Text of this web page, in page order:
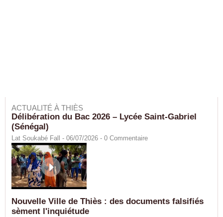
ACTUALITÉ À THIÈS
Délibération du Bac 2026 – Lycée Saint-Gabriel
(Sénégal)
Lat Soukabé Fall - 06/07/2026 - 0 Commentaire
Nouvelle Ville de Thiès : des documents falsifiés
sèment l'inquiétude